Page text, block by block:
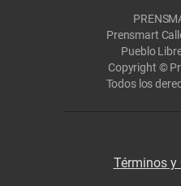
Prensmart
Pueblo
Copyright ©
Todos los
Términos y